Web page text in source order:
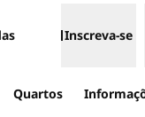
Inscreva-se
Quartos